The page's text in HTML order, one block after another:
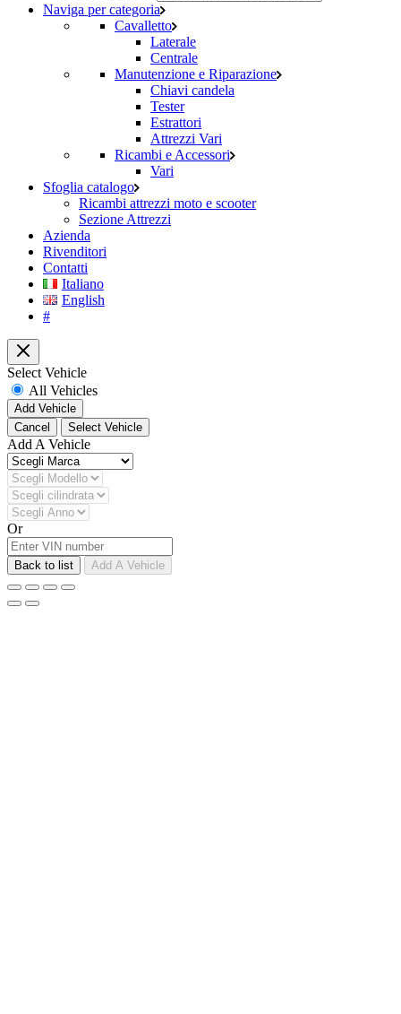
Naviga per categoria
Cavalletto
Laterale
Centrale
Manutenzione e Riparazione
Chiavi candela
Tester
Estrattori
Attrezzi Vari
Ricambi e Accessori
Vari
Sfoglia catalogo
Ricambi attrezzi moto e scooter
Sezione Attrezzi
Azienda
Rivenditori
Contatti
Italiano
English
#
Close
Select Vehicle
All Vehicles
Add Vehicle
Cancel
Select Vehicle
Add A Vehicle
Or
Back to list Add A Vehicle